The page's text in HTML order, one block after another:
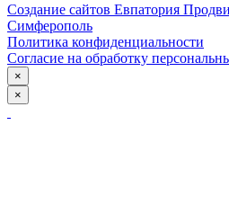
Создание сайтов Евпатория
Симферополь
Политика конфиденциальности
Согласие на обработку
×
×